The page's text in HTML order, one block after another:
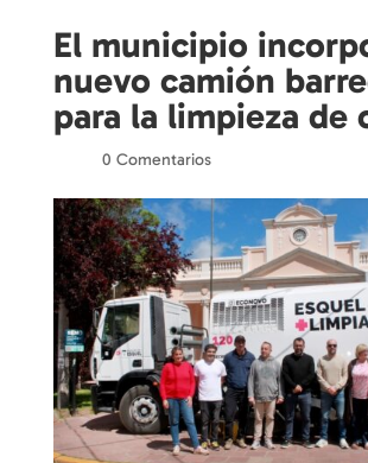
El municipio
nuevo camión
para la limpieza de
0 Comentarios